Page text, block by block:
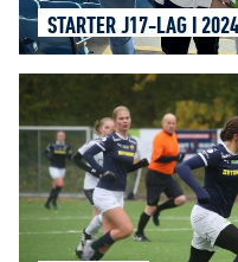
STARTER J17-LAG I 2024